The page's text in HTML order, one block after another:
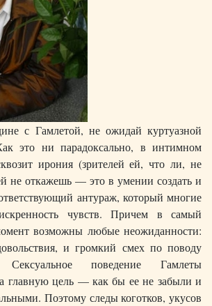
с Гамлетой, не ожидай куртуазной
это ни парадоксально, в интимном
ирония (зрителей ей, что ли, не
не откажешь — это в умении создать и
антураж, который многие
чувств. Причем в самый
возможны любые неожиданности:
и громкий смех по поводу
поведение Гамлеты
главную цель — как бы ее не забыли и
Поэтому следы коготков, укусов